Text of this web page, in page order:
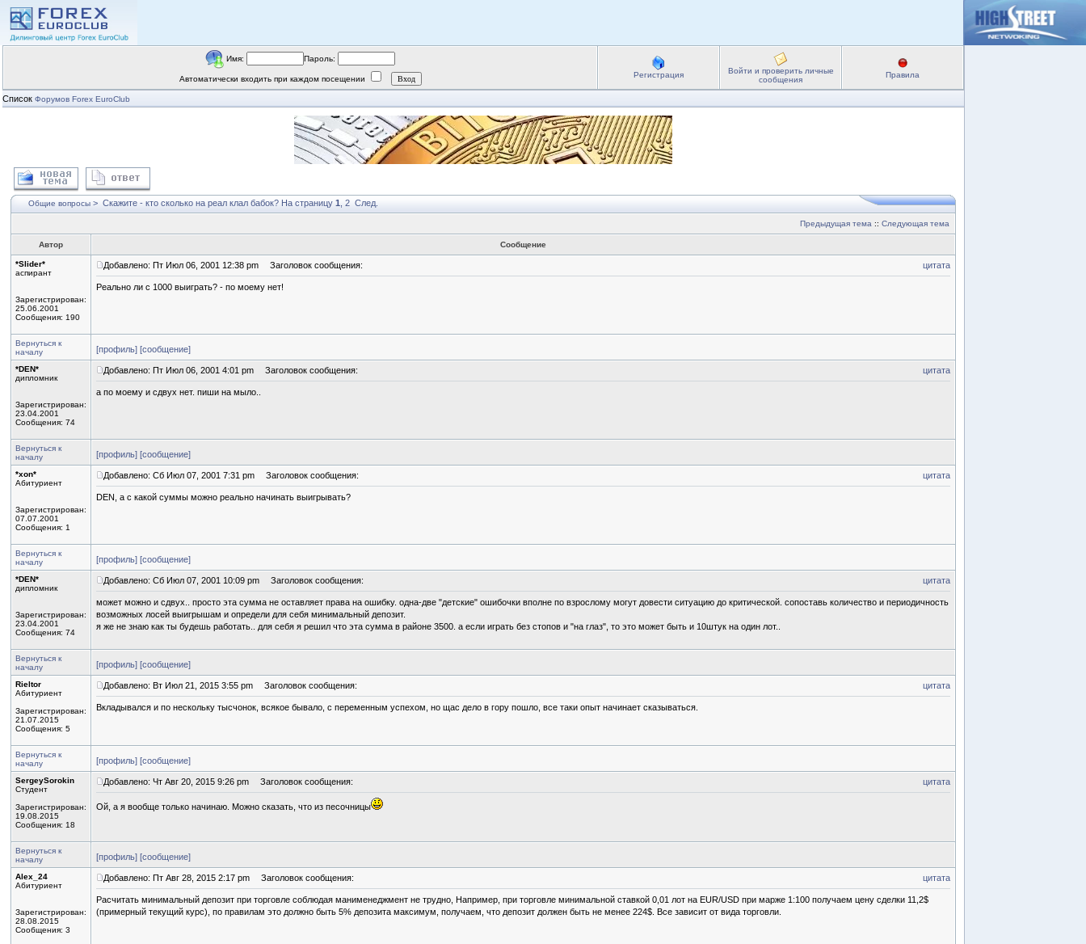
Имя: Пароль:
Автоматически входить при каждом посещении Регистрация
Войти и проверить личные
сообщения
Правила
Список Форумов Forex EuroClub
Общие вопросы > Скажите - кто сколько на реал клал бабок? На страницу 1 2 След.
Предыдущая тема :: Следующая тема
Автор Сообщение
*Slider*
аспирант
Зарегистрирован:
25.06.2001
Сообщения: 190
Добавлено: Пт Июл 06, 2001 12:38 pm Заголовок сообщения: цитата
Реально ли с 1000 выиграть? - по моему нет!
Вернуться к
началу
[профиль] [сообщение]
*DEN*
дипломник
Зарегистрирован:
23.04.2001
Сообщения: 74
Добавлено: Пт Июл 06, 2001 4:01 pm Заголовок сообщения: цитата
а по моему и сдвух нет. пиши на мыло..
Вернуться к
началу
[профиль] [сообщение]
*xon*
Абитуриент
Зарегистрирован:
07.07.2001
Сообщения: 1
Добавлено: Сб Июл 07, 2001 7:31 pm Заголовок сообщения: цитата
DEN, а с какой суммы можно реально начинать выигрывать?
Вернуться к
началу
[профиль] [сообщение]
*DEN*
дипломник
Зарегистрирован:
23.04.2001
Сообщения: 74
Добавлено: Сб Июл 07, 2001 10:09 pm Заголовок сообщения: цитата
может можно и сдвух.. просто эта сумма не оставляет права на ошибку. одна-две "детские" ошибочки вполне по взрослому могут довести ситуацию до критической. сопоставь количество и периодичность
возможных лосей выигрышам и определи для себя минимальный депозит.
я же не знаю как ты будешь работать.. для себя я решил что эта сумма в районе 3500. а если играть без стопов и "на глаз", то это может быть и 10штук на один лот..
Вернуться к
началу
[профиль] [сообщение]
Rieltor
Абитуриент
Зарегистрирован:
21.07.2015
Сообщения: 5
Добавлено: Вт Июл 21, 2015 3:55 pm Заголовок сообщения: цитата
Вкладывался и по нескольку тысчонок, всякое бывало, с переменным успехом, но щас дело в гору пошло, все таки опыт начинает сказываться.
Вернуться к
началу
[профиль] [сообщение]
SergeySorokin
Студент
Зарегистрирован:
19.08.2015
Сообщения: 18
Добавлено: Чт Авг 20, 2015 9:26 pm Заголовок сообщения: цитата
Ой, а я вообще только начинаю. Можно сказать, что из песочницы
Вернуться к
началу
[профиль] [сообщение]
Alex_24
Абитуриент
Зарегистрирован:
28.08.2015
Сообщения: 3
Добавлено: Пт Авг 28, 2015 2:17 pm Заголовок сообщения: цитата
Расчитать минимальный депозит при торговле соблюдая манименеджмент не трудно, Например, при торговле минимальной ставкой 0,01 лот на EUR/USD при марже 1:100 получаем цену сделки 11,2$
(примерный текущий курс), по правилам это должно быть 5% депозита максимум, получаем, что депозит должен быть не менее 224$. Все зависит от вида торговли.